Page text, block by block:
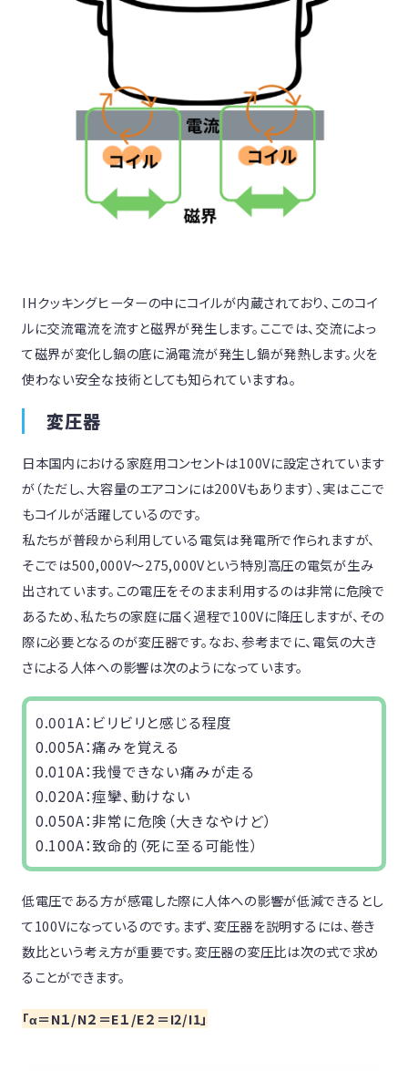
IHクッキングヒーターの中にコイルが内蔵されており、このコイ
ルに交流電流を流すと磁界が発生します。ここでは、交流によっ
て磁界が変化し鍋の底に渦電流が発生し鍋が発熱します。火を
使わない安全な技術としても知られていますね。
変圧器
日本国内における家庭用コンセントは100Vに設定されています
が（ただし、大容量のエアコンには200Vもあります）、実はここで
もコイルが活躍しているのです。
私たちが普段から利用している電気は発電所で作られますが、
そこでは500,000V〜275,000Vという特別高圧の電気が生み
出されています。この電圧をそのまま利用するのは非常に危険で
あるため、私たちの家庭に届く過程で100Vに降圧しますが、その
際に必要となるのが変圧器です。なお、参考までに、電気の大き
さによる人体への影響は次のようになっています。
0.001A：ビリビリと感じる程度
0.005A：痛みを覚える
0.010A：我慢できない痛みが走る
0.020A：痙攣､動けない
0.050A：非常に危険（大きなやけど）
0.100A：致命的（死に至る可能性）
低電圧である方が感電した際に人体への影響が低減できるとし
て100Vになっているのです。まず、変圧器を説明するには、巻き
数比という考え方が重要です。変圧器の変圧比は次の式で求め
ることができます。
「α＝N１/N２＝E１/E２＝I2/I1」